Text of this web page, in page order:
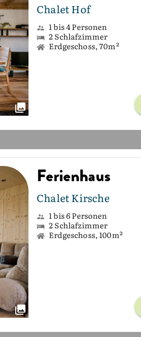
Chalet Hof
1 bis 4 Personen
2 Schlafzimmer
Erdgeschoss, 70m²
Ferienhaus
Chalet Kirsche
1 bis 6 Personen
2 Schlafzimmer
Erdgeschoss, 100m²